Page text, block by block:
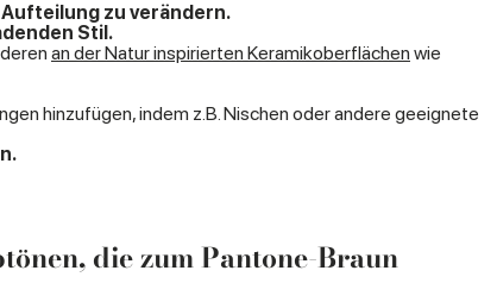
zu verändern.
Stil.
an der Natur inspirierten Keramikoberflächen wie
hinzufügen, indem z.B. Nischen oder andere geeignete
die zum Pantone-Braun